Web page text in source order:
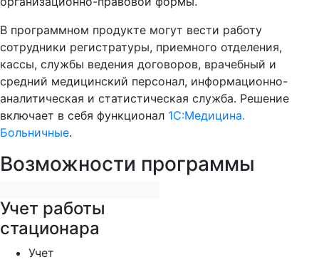
В программном продукте могут вести работу
сотрудники регистратуры, приемного отделения,
кассы, службы ведения договоров, врачебный и
средний медицинский персонал, информационно-
аналитическая и статистическая служба. Решение
включает в себя функционал 1С:Медицина.
Больничные.
Возможности программы
Учет работы
стационара
Учет